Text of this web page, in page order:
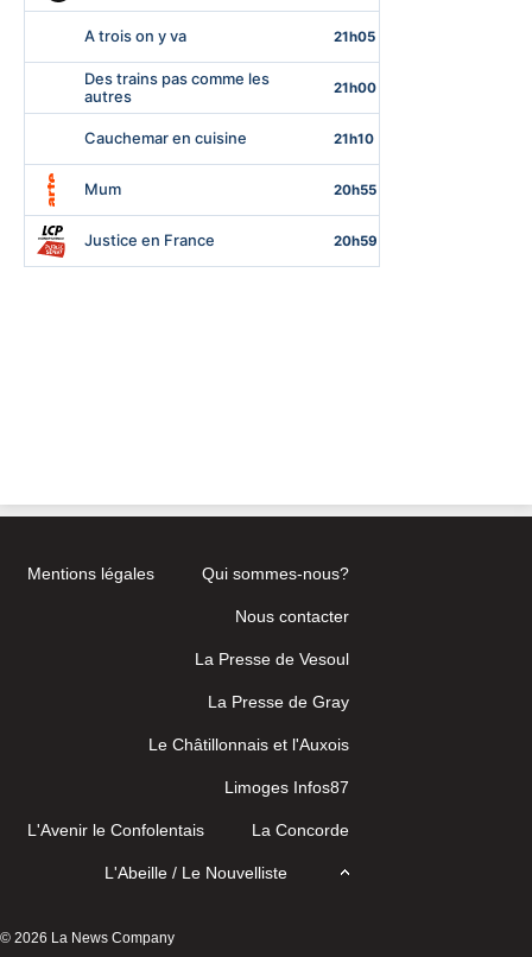
Mentions légales Qui sommes-nous?
Nous contacter
La Presse de Vesoul
La Presse de Gray
Le Châtillonnais et l'Auxois
Limoges Infos87
L'Avenir le Confolentais La Concorde
L'Abeille / Le Nouvelliste
© 2026 La News Company